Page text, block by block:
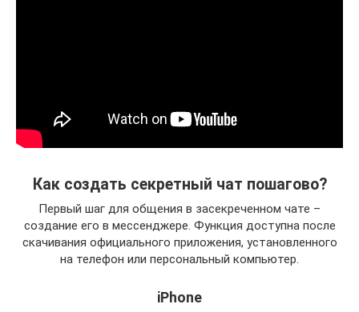
Как создать секретный чат пошагово?
Первый шаг для общения в засекреченном чате –
создание его в мессенджере. Функция доступна после
скачивания официального приложения, установленного
на телефон или персональный компьютер.
iPhone